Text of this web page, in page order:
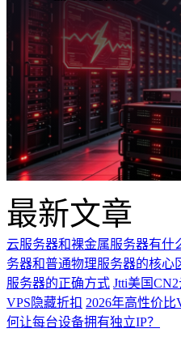
最新文章
云服务器和裸金属服务器有什
务器和普通物理服务器的核心
服务器的正确方式 Jtti美国
VPS隐藏折扣 2026年高性价比
何让每台设备拥有独立IP？